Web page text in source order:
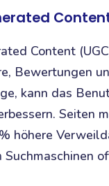
Content
Bewertungen
kann das
Seiten
höhere
Suchmaschinen